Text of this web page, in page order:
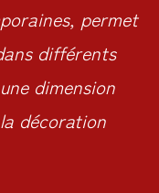
permet
différents
dimension
décoration